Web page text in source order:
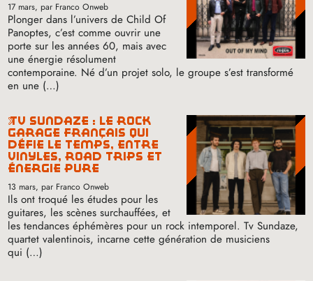
17 mars, par Franco Onweb
Plonger dans l’univers de Child Of
Panoptes, c’est comme ouvrir une
porte sur les années 60, mais avec
une énergie résolument
contemporaine. Né d’un projet solo, le groupe s’est transformé
en une (…)
tv sundaze : le rock
garage français qui
défie le temps, entre
vinyles, road trips et
énergie pure
13 mars, par Franco Onweb
Ils ont troqué les études pour les
guitares, les scènes surchauffées, et
les tendances éphémères pour un rock intemporel. Tv Sundaze,
quartet valentinois, incarne cette génération de musiciens
qui (…)